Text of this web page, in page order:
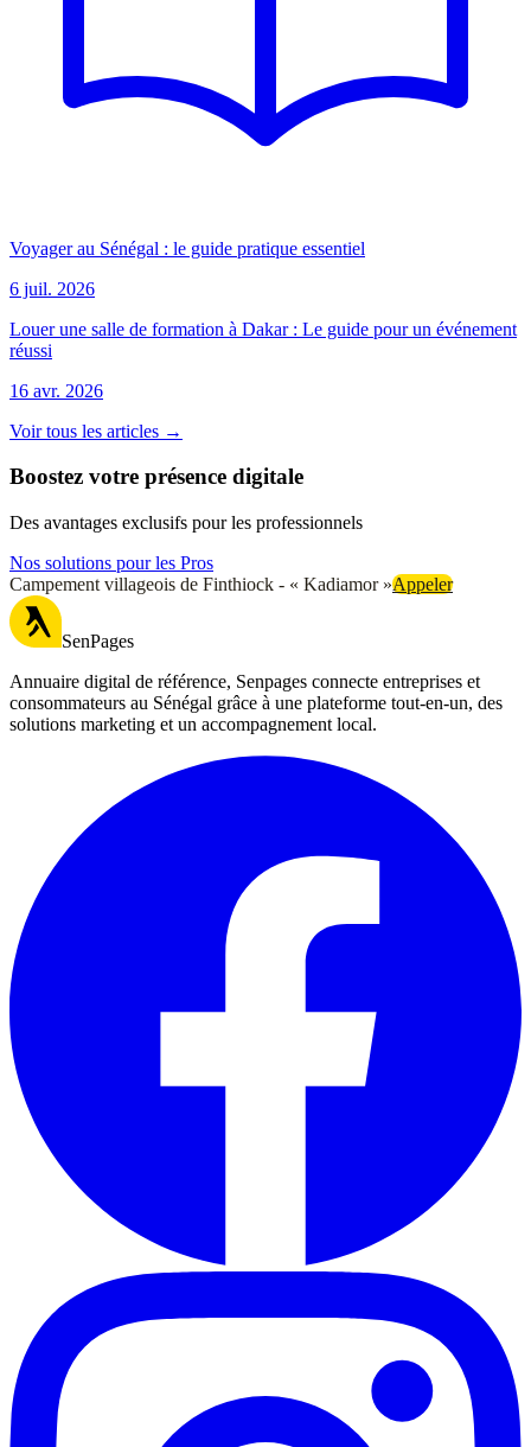
Voyager au Sénégal : le guide pratique essentiel
6 juil. 2026
Louer une salle de formation à Dakar : Le guide pour un événement
réussi
16 avr. 2026
Voir tous les articles →
Boostez votre présence digitale
Des avantages exclusifs pour les professionnels
Nos solutions pour les Pros
Campement villageois de Finthiock - « Kadiamor »Appeler
SenPages
Annuaire digital de référence, Senpages connecte entreprises et
consommateurs au Sénégal grâce à une plateforme tout-en-un, des
solutions marketing et un accompagnement local.